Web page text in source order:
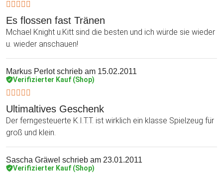
Es flossen fast Tränen
Mchael Knight u.Kitt sind die besten und ich würde sie wieder
u. wieder anschauen!
Markus Perlotschrieb am 15.02.2011
Verifizierter Kauf (Shop)
Ultimaltives Geschenk
Der ferngesteuerte K.I.T.T. ist wirklich ein klasse Spielzeug für
groß und klein.
Sascha Gräwel schrieb am 23.01.2011
Verifizierter Kauf (Shop)